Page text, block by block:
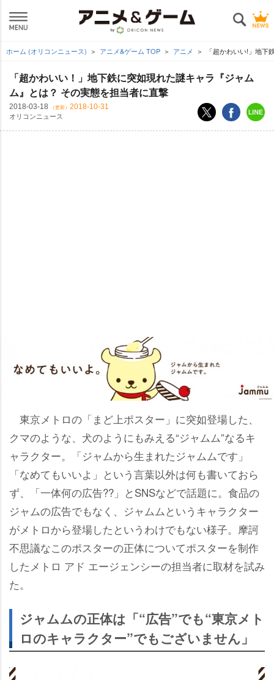
ホーム (オリコンニュース) アニメ&ゲーム TOP アニメ 「超かわいい!」地
「超かわいい！」地下鉄に突如現れた謎キャラ『ジャム
ム』とは？ その実態を担当者に直撃
2018-03-18 （更新） 2018-10-31
オリコンニュース
東京メトロの「まど上ポスター」に突如登場した、
クマのような、犬のようにもみえる“ジャムム”なるキ
ャラクター。「ジャムから生まれたジャムムです」
「なめてもいいよ」という言葉以外は何も書いておら
ず、「一体何の広告??」とSNSなどで話題に。食品の
ジャムの広告でもなく、ジャムムというキャラクター
がメトロから登場したというわけでもない様子。摩訶
不思議なこのポスターの正体についてポスターを制作
したメトロ アド エージェンシーの担当者に取材を試み
た。
ジャムムの正体は「“広告”でも“東京メト
ロのキャラクター”でもございません」